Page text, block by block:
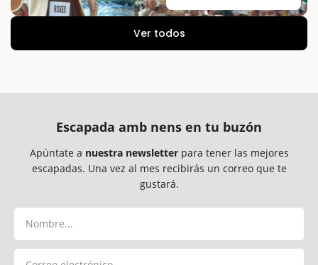
Ver todos
Escapada amb nens en tu buzón
Apúntate a nuestra newsletterpara tener las mejores
escapadas. Una vez al mes recibirás un correo que te
gustará.